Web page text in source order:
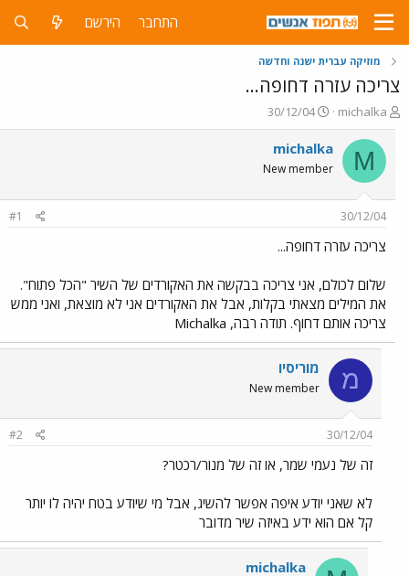
התחבר הירשם
מוזיקה עברית ישנה וחדשה
צריכה עזרה דחופה...
פ
ו
ת
ח
ה
ש
א
michalka
פ
ו
ר
ם
ר
30/12/04
M
michalka
New member
30/12/04
#1
צריכה עזרה דחופה...
שלום לכולם, אני צריכה בבקשה את האקורדים של השיר "הכל פתוח".
את המילים מצאתי בקלות, אבל את האקורדים אני לא מוצאת, ואני ממש
צריכה אותם דחוף. תודה רבה, Michalka
מ מוריסיו
New member
30/12/04
#2
זה של נעמי שמר, או זה של מנור/רכטר?
לא שאני יודע איפה אפשר להשיג, אבל מי שיודע בטח יהיה לו יותר
קל אם הוא ידע באיזה שיר מדובר
michalka